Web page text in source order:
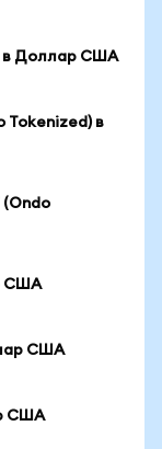
в Доллар США
Tokenized) в
(Ondo
США
США
США